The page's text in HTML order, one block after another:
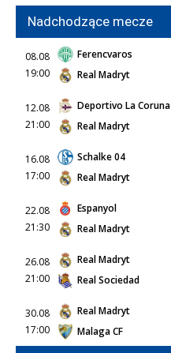
Nadchodzące mecze
08.08
19:00
Ferencvaros
Real Madryt
12.08
21:00
Deportivo La Coruna
Real Madryt
16.08
17:00
Schalke 04
Real Madryt
22.08
21:30
Espanyol
Real Madryt
26.08
21:00
Real Madryt
Real Sociedad
30.08
17:00
Real Madryt
Malaga CF